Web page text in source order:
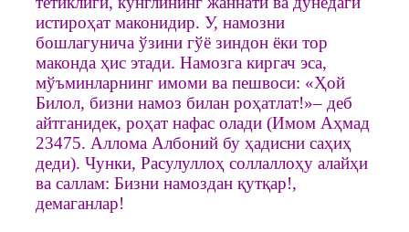
истироҳат маконидир. У, намозни
бошлагунича ўзини гўё зиндон ёки тор
маконда ҳис этади. Намозга киргач эса,
мўъминларнинг имоми ва пешвоси: «Ҳой
Билол, бизни намоз билан роҳатлат!»– деб
айтганидек, роҳат нафас олади (Имом Аҳмад
23475. Аллома Албоний бу ҳадисни саҳиҳ
деди). Чунки, Расулуллоҳ соллаллоҳу алайҳи
ва саллам: Бизни намоздан қутқар!,
демаганлар!